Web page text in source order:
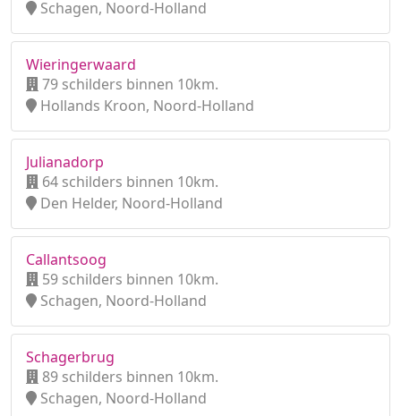
Schagen, Noord-Holland
Wieringerwaard
79 schilders binnen 10km.
Hollands Kroon, Noord-Holland
Julianadorp
64 schilders binnen 10km.
Den Helder, Noord-Holland
Callantsoog
59 schilders binnen 10km.
Schagen, Noord-Holland
Schagerbrug
89 schilders binnen 10km.
Schagen, Noord-Holland